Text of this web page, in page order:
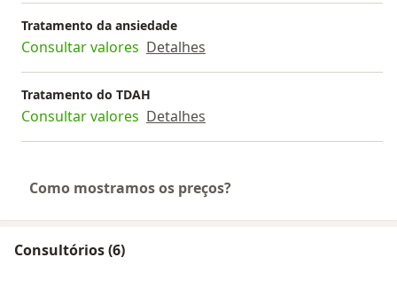
Tratamento da ansiedade
Consultar valores Detalhes
Tratamento do TDAH
Consultar valores Detalhes
Como mostramos os preços?
Consultórios (6)